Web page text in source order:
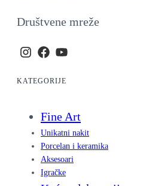
Društvene mreže
KATEGORIJE
Fine Art
Unikatni nakit
Porcelan i keramika
Aksesoari
Igračke